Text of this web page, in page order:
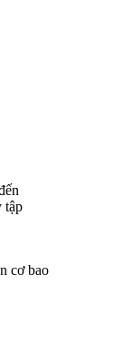
tập
cơ bao